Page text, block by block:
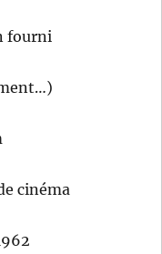
fourni
cinéma